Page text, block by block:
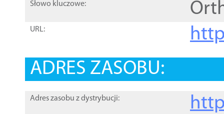
Słowo kluczowe:
URL:
ADRES ZASOBU:
Adres zasobu z dystrybucji: